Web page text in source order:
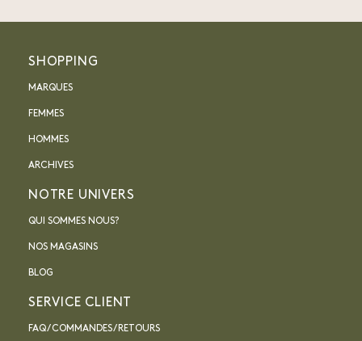
SHOPPING
MARQUES
FEMMES
HOMMES
ARCHIVES
NOTRE UNIVERS
QUI SOMMES NOUS?
NOS MAGASINS
BLOG
SERVICE CLIENT
FAQ / COMMANDES / RETOURS